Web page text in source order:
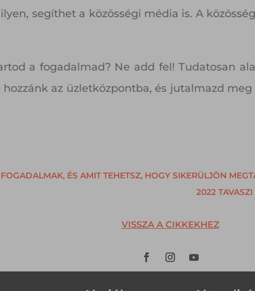
segíthet a közösségi média is. A
a fogadalmad? Ne add fel! Tudatosan
az üzletközpontba, és jutalmazd
ÉS AMIT TEHETSZ, HOGY SIKERÜLJÖN
2022
VISSZA A CIKKEKHEZ